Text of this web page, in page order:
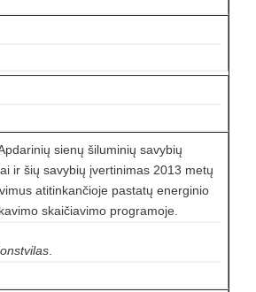
sienų šiluminių savybių
ir šių savybių įvertinimas 2013 metų
atitinkančioje pastatų energinio
skaičiavimo programoje.